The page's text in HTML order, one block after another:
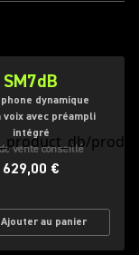
SM7dB
dynamique
voix avec préampli
intégré
vente conseillé
629,00 €
Ajouter au panier